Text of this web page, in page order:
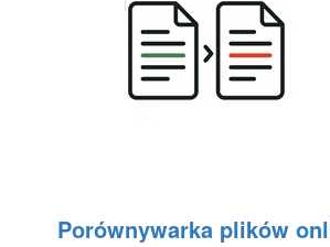
Porównywarka plików